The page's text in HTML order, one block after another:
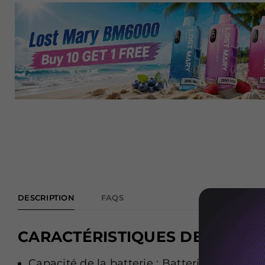
DESCRIPTION FAQS
CARACTÉRISTIQUES DE